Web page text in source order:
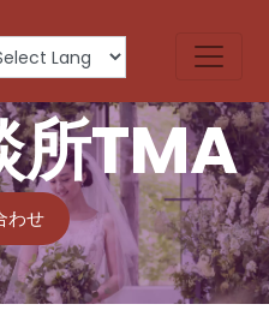
される
所TMA
わせ